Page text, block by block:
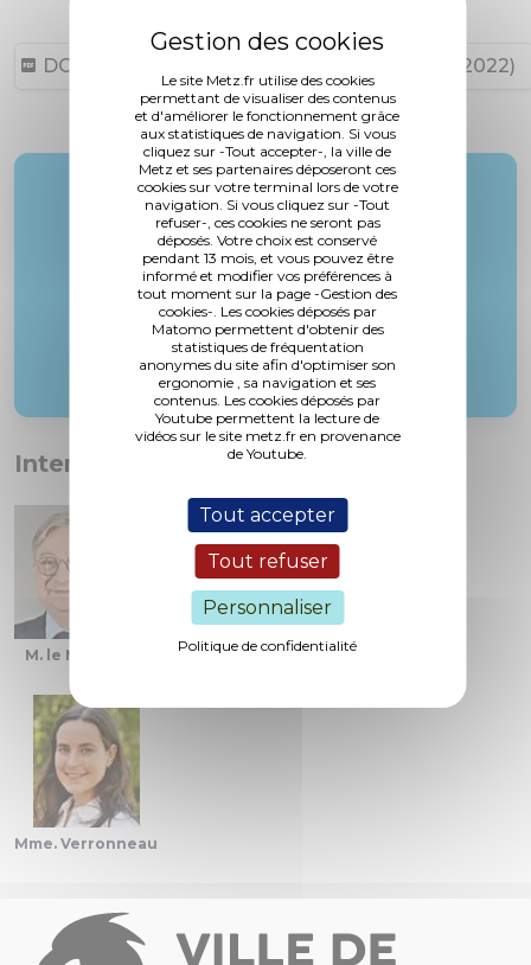
Le site Metz.fr utilise des cookies
permettant de visualiser des contenus
et d'améliorer le fonctionnement grâce
aux statistiques de navigation. Si vous
cliquez sur -Tout accepter-, la ville de
Metz et ses partenaires déposeront ces
cookies sur votre terminal lors de votre
navigation. Si vous cliquez sur -Tout
refuser-, ces cookies ne seront pas
déposés. Votre choix est conservé
pendant 13 mois, et vous pouvez être
informé et modifier vos préférences à
tout moment sur la page -Gestion des
cookies-. Les cookies déposés par
Matomo permettent d'obtenir des
statistiques de fréquentation
anonymes du site afin d'optimiser son
ergonomie , sa navigation et ses
contenus. Les cookies déposés par
Youtube permettent la lecture de
vidéos sur le site metz.fr en provenance
de Youtube.
Tout accepter
Tout refuser
Personnaliser
Politique de confidentialité
DCM N°22-07-11-3 (105,13 ko, publié le 18/07/2022)
Rapporteur :
M. Vick
Interventions :
M. le Maire M. Laloux M. Roques
Mme. Verronneau